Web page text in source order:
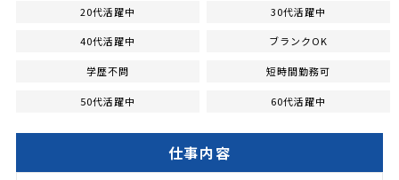
20代活躍中 30代活躍中
40代活躍中 ブランクOK
学歴不問 短時間勤務可
50代活躍中 60代活躍中
仕事内容